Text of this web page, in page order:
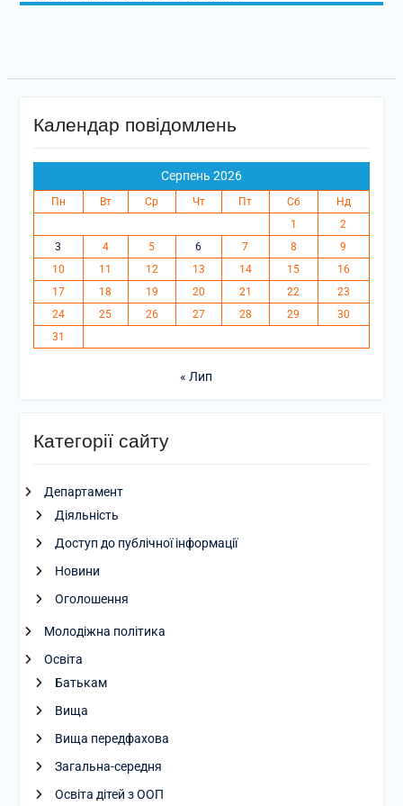
Календар повідомлень
Серпень 2026
Пн Вт Ср Чт Пт Сб
Нд
1
2
3
4 5 6 7 8
9
10
11 12 13 14 15
16
17
18 19 20 21 22
23
24
25 26 27 28 29
30
31
« Лип
Категорії сайту
Департамент
Діяльність
Доступ до публічної інформації
Новини
Оголошення
Молодіжна політика
Освіта
Батькам
Вища
Вища передфахова
Загальна-середня
Освіта дітей з ООП